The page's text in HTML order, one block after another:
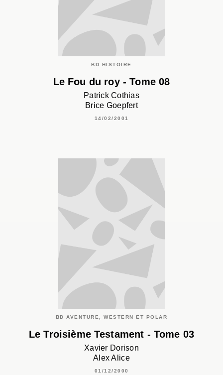
BD HISTOIRE
Le Fou du roy - Tome 08
Patrick Cothias
Brice Goepfert
14/02/2001
BD AVENTURE, WESTERN ET POLAR
Le Troisième Testament - Tome 03
Xavier Dorison
Alex Alice
01/12/2000